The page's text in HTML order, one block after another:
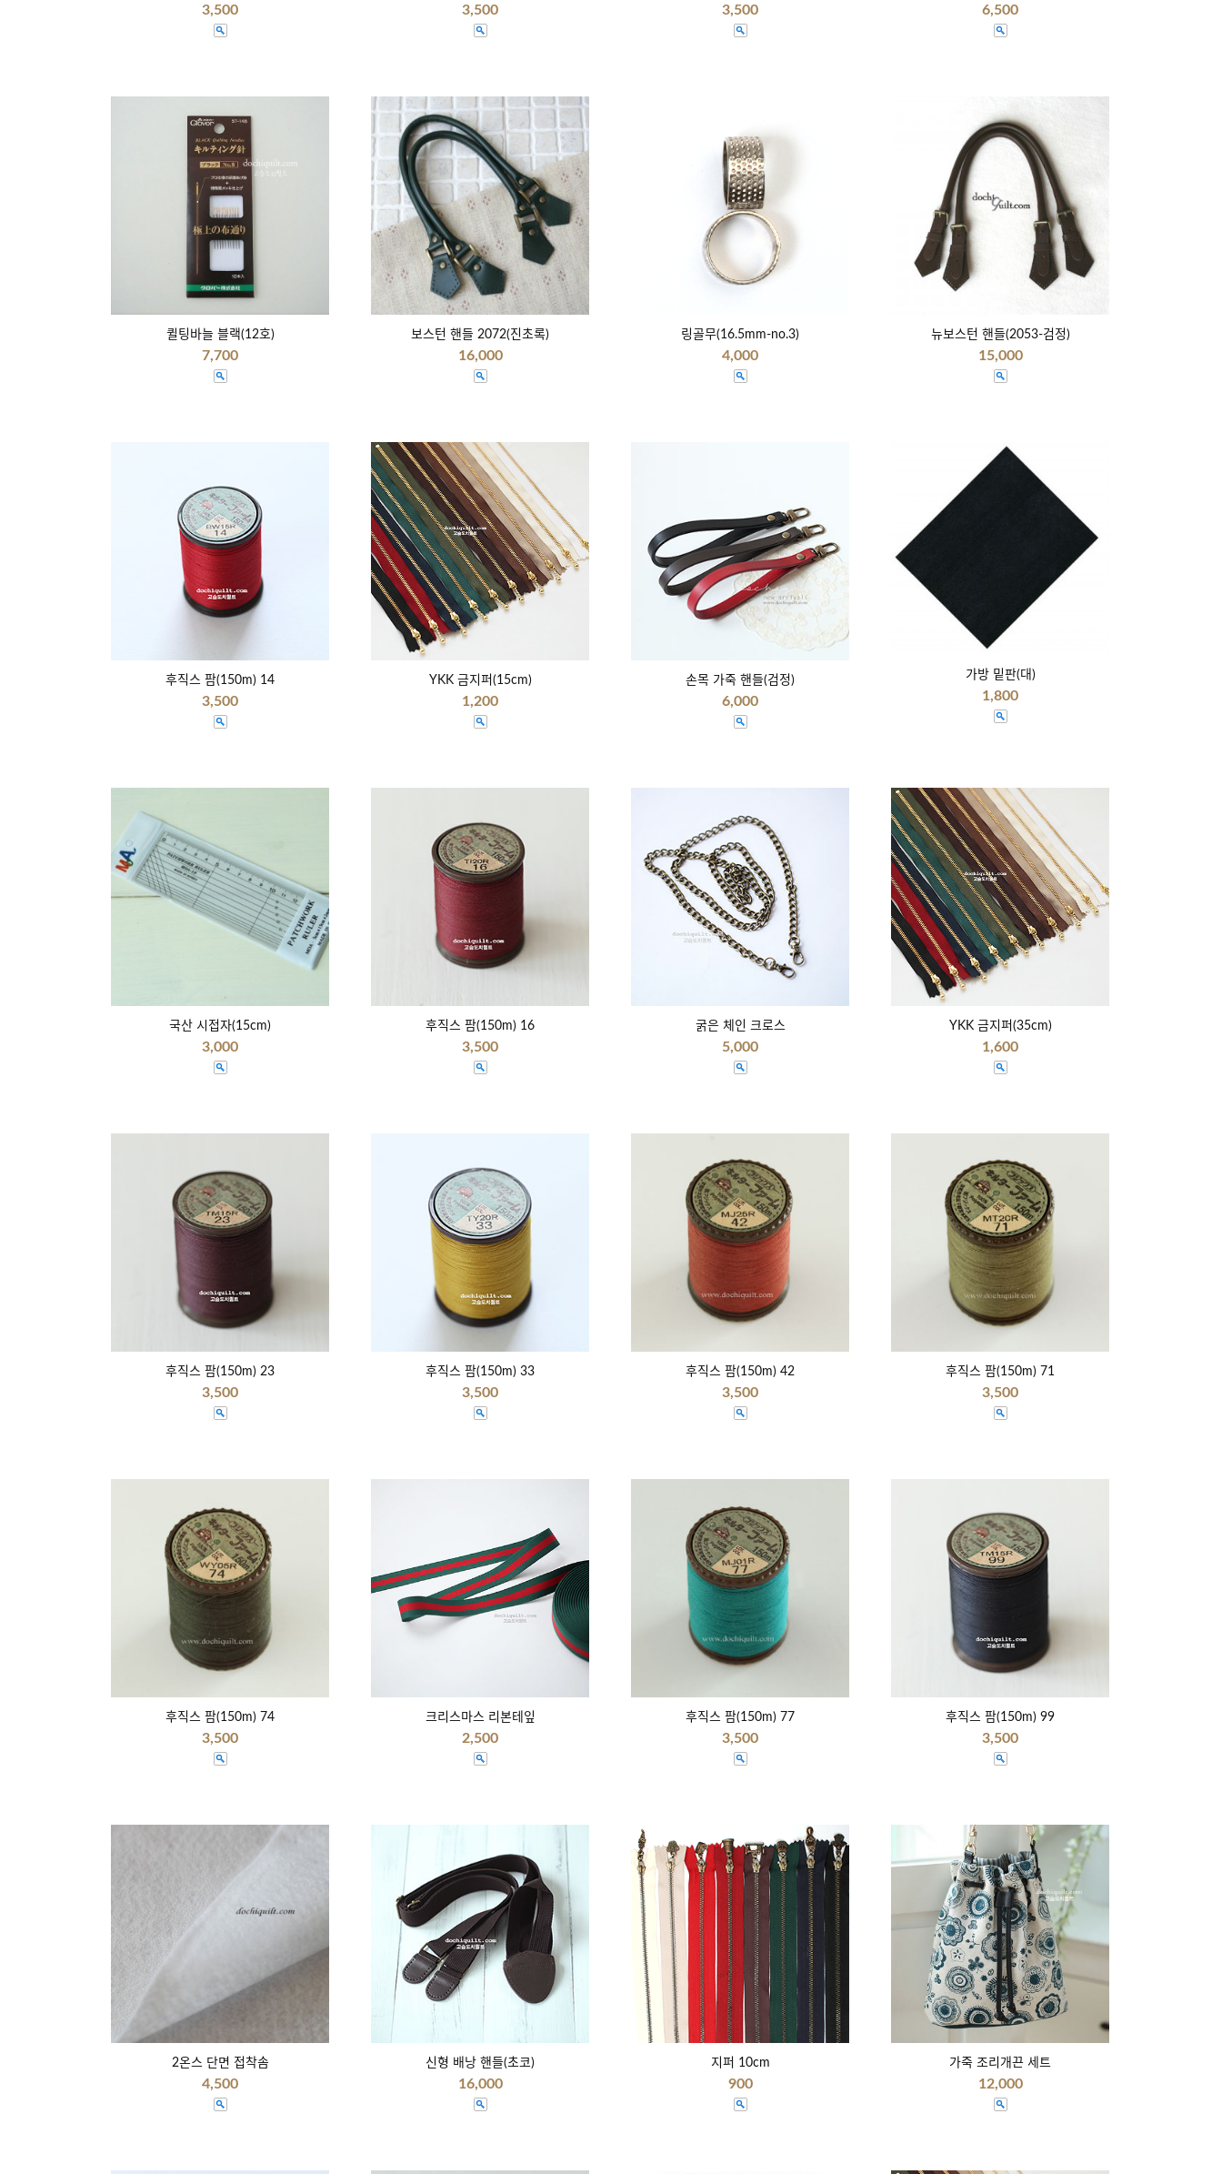
3,500 3,500 3,500 6,500
퀼팅바늘 블랙(12호)
7,700
보스턴 핸들 2072(진초록)
16,000
링골무(16.5mm-no.3)
4,000
뉴보스턴 핸들(2053-검정)
15,000
후직스 팜(150m) 14
3,500
YKK 금지퍼(15cm)
1,200
손목 가죽 핸들(검정)
6,000
가방 밑판(대)
1,800
국산 시접자(15cm)
3,000
후직스 팜(150m) 16
3,500
굵은 체인 크로스
5,000
YKK 금지퍼(35cm)
1,600
후직스 팜(150m) 23
3,500
후직스 팜(150m) 33
3,500
후직스 팜(150m) 42
3,500
후직스 팜(150m) 71
3,500
후직스 팜(150m) 74
3,500
크리스마스 리본테잎
2,500
후직스 팜(150m) 77
3,500
후직스 팜(150m) 99
3,500
2온스 단면 접착솜
4,500
신형 배낭 핸들(초코)
16,000
지퍼 10cm
900
가죽 조리개끈 세트
12,000